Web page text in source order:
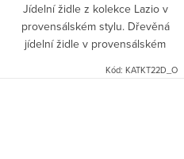
Jídelní židle z kolekce Lazio v
provensálském stylu. Dřevěná
jídelní židle v provensálském
barvě ořechu se vyznačuje díky
Kód: KATKT22D_O